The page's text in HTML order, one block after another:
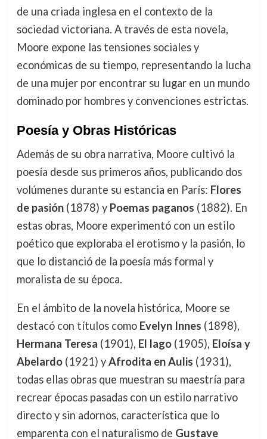
de una criada inglesa en el contexto de la
sociedad victoriana. A través de esta novela,
Moore expone las tensiones sociales y
económicas de su tiempo, representando la lucha
de una mujer por encontrar su lugar en un mundo
dominado por hombres y convenciones estrictas.
Poesía y Obras Históricas
Además de su obra narrativa, Moore cultivó la
poesía desde sus primeros años, publicando dos
volúmenes durante su estancia en París: Flores
de pasión(1878) y Poemas paganos (1882). En
estas obras, Moore experimentó con un estilo
poético que exploraba el erotismo y la pasión, lo
que lo distanció de la poesía más formal y
moralista de su época.
En el ámbito de la novela histórica, Moore se
destacó con títulos como Evelyn Innes (1898),
Hermana Teresa (1901), El lago(1905), Eloísa y
Abelardo(1921) yAfrodita en Aulis (1931),
todas ellas obras que muestran su maestría para
recrear épocas pasadas con un estilo narrativo
directo y sin adornos, característica que lo
emparenta con el naturalismo de Gustave